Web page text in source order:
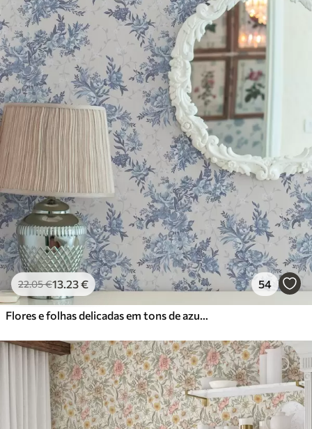
22.05€13.23€ 54
Flores e folhas delicadas em tons de azul e azul sobre um fundo claro